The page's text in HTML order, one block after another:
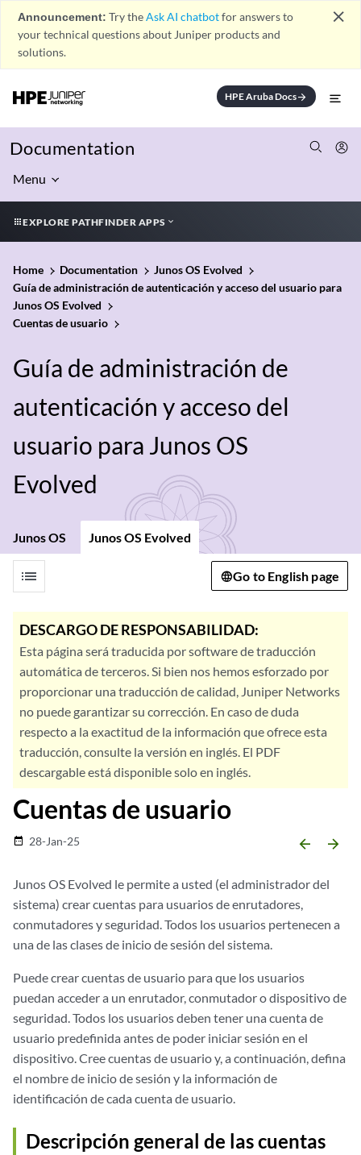
Announcement: Try theAsk AI chatbotfor answers to
your technical questions about Juniper products and
solutions.
close
HPE Aruba Docsarrow_forward
Documentation
Menu
EXPLORE PATHFINDER APPS
Home Documentation
Junos OS Evolved
Guía de administración de autenticación y acceso del usuario para
Junos OS Evolved
Cuentas de usuario
Guía de administración de
autenticación y acceso del
usuario para Junos OS
Evolved
Junos OS Junos OS Evolved
list Go to English page
DESCARGO DE RESPONSABILIDAD:
Esta página será traducida por software de traducción
automática de terceros. Si bien nos hemos esforzado por
proporcionar una traducción de calidad, Juniper Networks
no puede garantizar su corrección. En caso de duda
respecto a la exactitud de la información que ofrece esta
traducción, consulte la versión en inglés. El PDF
descargable está disponible solo en inglés.
Cuentas de usuario
date_range 28-Jan-25 arrow_backward arrow_forward
Junos OS Evolved le permite a usted (el administrador del
sistema) crear cuentas para usuarios de enrutadores,
conmutadores y seguridad. Todos los usuarios pertenecen a
una de las clases de inicio de sesión del sistema.
Puede crear cuentas de usuario para que los usuarios
puedan acceder a un enrutador, conmutador o dispositivo de
seguridad. Todos los usuarios deben tener una cuenta de
usuario predefinida antes de poder iniciar sesión en el
dispositivo. Cree cuentas de usuario y, a continuación, defina
el nombre de inicio de sesión y la información de
identificación de cada cuenta de usuario.
Descripción general de las cuentas